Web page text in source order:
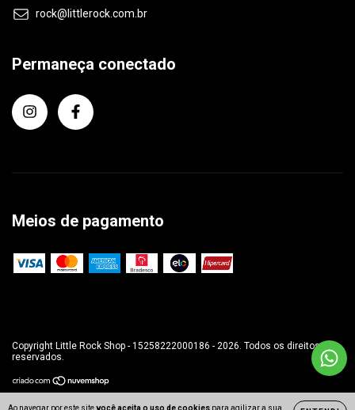
Ao navegar por este sitevocê aceita o uso de cookies para agilizar a sua
rock@littlerock.com.br
Permaneça conectado
Meios de pagamento
Copyright Little Rock Shop - 15258222000186 - 2026. Todos os direitos
reservados.